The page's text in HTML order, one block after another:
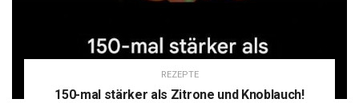
REZEPTE
150-mal stärker als Zitrone und Knoblauch!